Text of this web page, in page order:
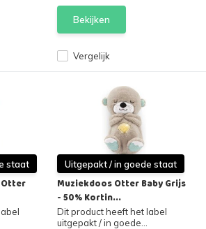
Vergelijk
Bekijken
staat
Otter
Uitgepakt / in goede staat
Muziekdoos Otter Baby Grijs
- 50% Kortin...
Dit product heeft het label
uitgepakt / in goede...